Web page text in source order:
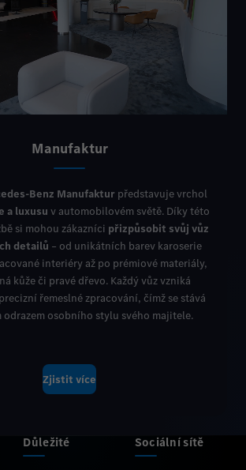
Manufaktur
Manufaktur představuje vrchol
a luxusu v automobilovém světě. Díky této
si mohou zákazníci přizpůsobit svůj vůz
detailů – od unikátních barev karoserie
interiéry až po prémiové materiály,
kůže či pravé dřevo. Každý vůz vzniká
řemeslné zpracování, čímž se stává
odrazem osobního stylu svého majitele.
Zjistit více
Důležité Sociální sítě